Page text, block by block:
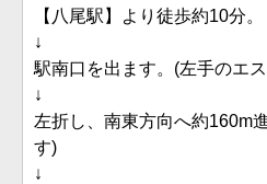
【八尾駅】より徒歩約10分。
↓
駅南口を出ます。(左手のエ
↓
左折し、南東方向へ約160m
す)
↓